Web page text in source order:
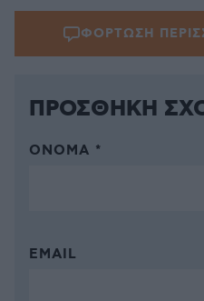
ΦΟΡΤΩΣΗ
ΠΡΟΣΘΗΚΗ
ΌΝΟΜΑ *
EMAIL